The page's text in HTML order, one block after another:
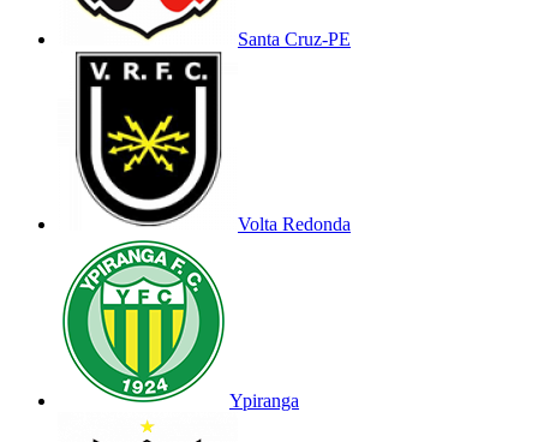
Santa Cruz-PE
Volta Redonda
Ypiranga